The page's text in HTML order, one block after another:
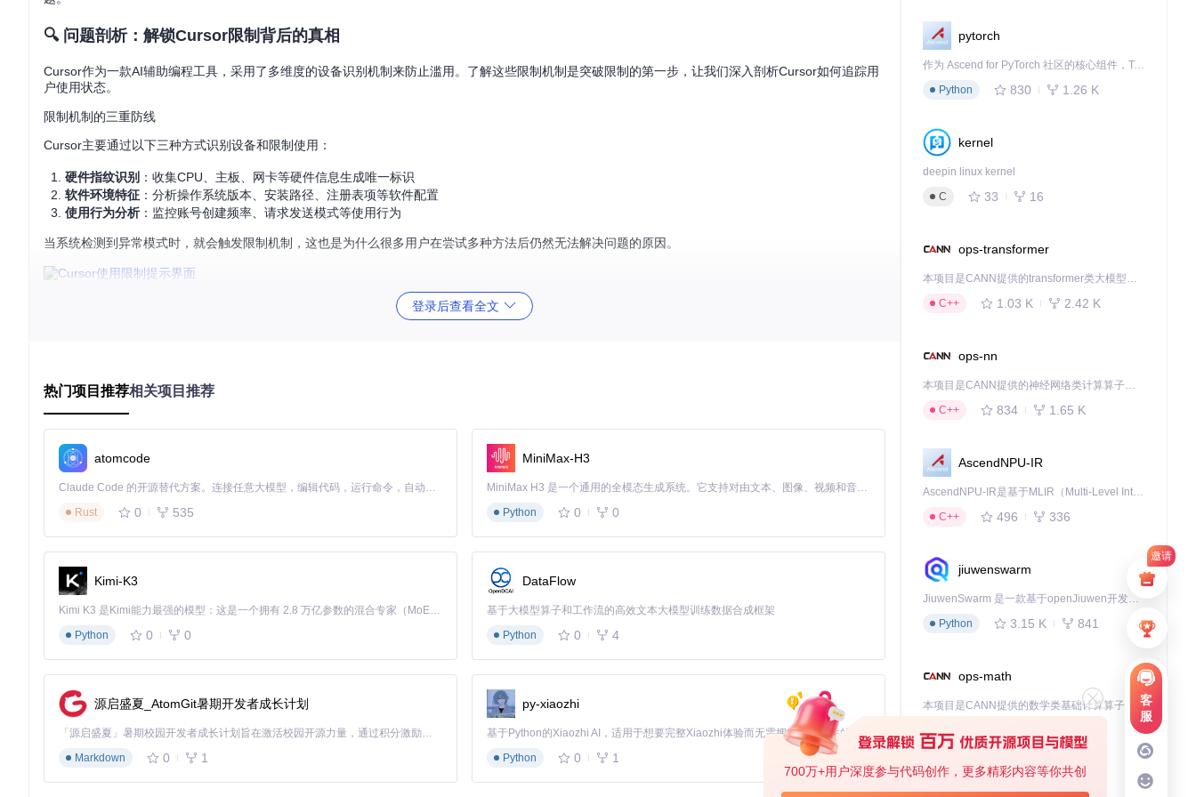
邀请
客
服
700万+用户深度参与代码创作，更多精彩内容等你共创
🔍 问题剖析：解锁Cursor限制背后的真相
Cursor作为一款AI辅助编程工具，采用了多维度的设备识别机制来防止滥用。了解这些限制机制是突破限制的第一步，让我们深入剖析Cursor如何追踪用
户使用状态。
限制机制的三重防线
Cursor主要通过以下三种方式识别设备和限制使用：
硬件指纹识别 ：收集CPU、主板、网卡等硬件信息生成唯一标识
软件环境特征 ：分析操作系统版本、安装路径、注册表项等软件配置
使用行为分析：监控账号创建频率、请求发送模式等使用行为
当系统检测到异常模式时，就会触发限制机制，这也是为什么很多用户在尝试多种方法后仍然无法解决问题的原因。
短时间内发送大量AI请求，超出免费额度
简单删除配置文件后未完全清除设备标识信息
频繁切换网络环境或修改系统时间试图绕过限制
了解这些常见场景，可以帮助我们制定更有效的突破策略。
🔑 核心原理：系统环境优化的底层逻辑
要实现Cursor永久使用，我们需要从根本上理解设备标识的生成机制。系统环境优化技术不仅仅是简单的"重置"，而是通过全面修改设备特征信息，让Cur
sor无法识别出这是曾经受限的设备。
设备标识生成机制
Cursor的设备标识是通过组合多种系统信息生成的，主要包括：
系统相关：操作系统版本、安装路径、用户ID
软件相关：注册表项、配置文件、缓存数据
这些信息经过哈希算法处理后生成唯一的设备ID，发送到服务器进行验证。当服务器检测到同一设备ID多次注册或超出使用限额时，就会触发限制。
环境优化的三大核心技术
标识信息重写：修改系统中用于生成设备ID的关键参数
登录后查看全文
热门项目推荐相关项目推荐
atomcode
Claude Code 的开源替代方案。连接任意大模型，编辑代码，运行命令，自动验证 — 全自动执行。用 Rust 构建，极致性能。 ｜ An open-source alternative to Claude Code. Connect any LLM, edit code, run commands, and verify changes — autonomously. Built in Rust for speed. Get Started
Rust
0 535
MiniMax-H3
MiniMax H3 是一个通用的全模态生成系统。它支持对由文本、图像、视频和音频组成的多模态上下文进行统一理解，并能生成分辨率高达 2K、时长可达 15 秒的带原生立体声音频的视频。得益于面向任务泛化的系统设计，H3 在预训练阶段就已具备广泛的多模态上下文理解与生成能力，能够出色地执行复杂的多模态指令。
Python
0 0
Kimi-K3
Kimi K3 是Kimi能力最强的模型：这是一个拥有 2.8 万亿参数的混合专家（MoE）模型，具备原生视觉理解能力，并支持 100 万 token 的上下文窗口。
Python
0 0
DataFlow
基于大模型算子和工作流的高效文本大模型训练数据合成框架
Python
0 4
源启盛夏_AtomGit暑期开发者成长计划
「源启盛夏」暑期校园开发者成长计划旨在激活校园开源力量，通过积分激励、认证扶持、资源倾斜等形式，引导高校组织和开发者完成「入驻 — 建项目 — 做贡献 — 获认证 — 得资源」的完整闭环。无论你是想带领社团入驻平台的组织者，还是希望用代码贡献证明自己的开发者，都能在这里找到属于你的成长路径。
Markdown
0 1
py-xiaozhi
基于Python的Xiaozhi AI，适用于想要完整Xiaozhi体验而无需拥有专用硬件的用户。
Python
0 1
pytorch
作为 Ascend for PyTorch 社区的核心组件，TorchNPU 是昇腾专为 PyTorch 打造的深度学习适配插件，使 PyTorch 框架能够直接调用昇腾 NPU，为开发者提供昇腾 AI 处理器的超强算力。
Python
830 1.26 K
kernel
deepin linux kernel
C
33 16
ops-transformer
本项目是CANN提供的transformer类大模型算子库，实现网络在NPU上加速计算。
C++
1.03 K 2.42 K
ops-nn
本项目是CANN提供的神经网络类计算算子库，实现网络在NPU上加速计算。
C++
834 1.65 K
AscendNPU-IR
AscendNPU-IR是基于MLIR（Multi-Level Intermediate Representation）构建的，面向昇腾亲和算子编译时使用的中间表示，提供昇腾完备表达能力，通过编译优化提升昇腾AI处理器计算效率，支持通过生态框架使能昇腾AI处理器与深度调优
C++
496 336
jiuwenswarm
JiuwenSwarm 是一款基于openJiuwen开发的智能AI Agent，它能够将大语言模型的强大能力，通过你日常使用的各类通讯应用，直接延伸至你的指尖。
Python
3.15 K 841
ops-math
C++
deveco-code